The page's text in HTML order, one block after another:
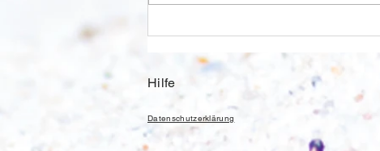
Hilfe
Datenschutzerklärung